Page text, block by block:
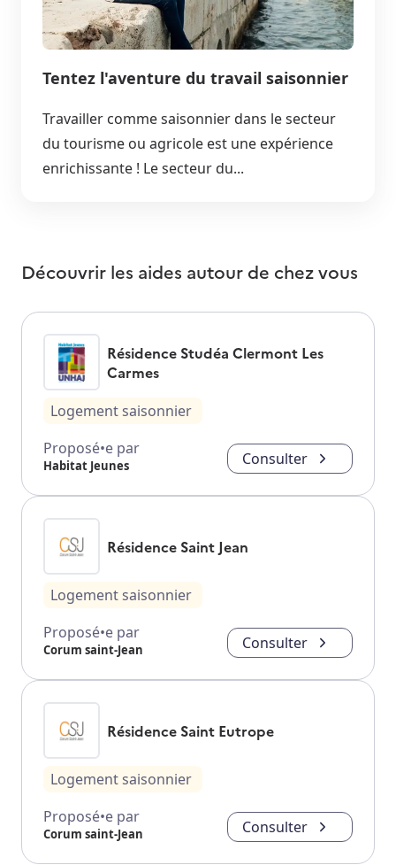
Tentez l'aventure du travail saisonnier
Travailler comme saisonnier dans le secteur
du tourisme ou agricole est une expérience
enrichissante ! Le secteur du...
Découvrir les aides autour de chez vous
Résidence Studéa Clermont Les
Carmes
Logement saisonnier
Proposé•e par
Habitat Jeunes Consulter
Résidence Saint Jean
Logement saisonnier
Proposé•e par
Corum saint-Jean Consulter
Résidence Saint Eutrope
Logement saisonnier
Proposé•e par
Corum saint-Jean Consulter